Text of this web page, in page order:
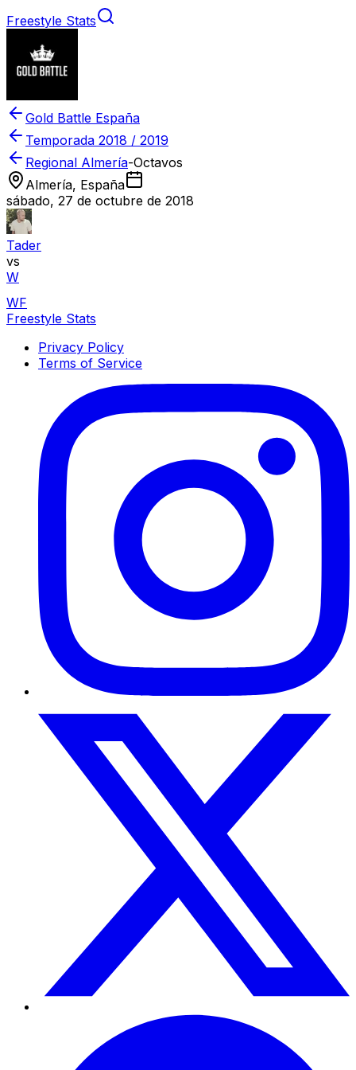
Freestyle Stats
Gold Battle España
Temporada 2018 / 2019
Regional Almería-Octavos
Almería, España
sábado, 27 de octubre de 2018
Tader
vs
W
WF
Freestyle Stats
Privacy Policy
Terms of Service